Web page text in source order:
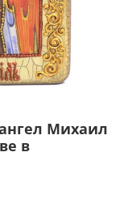
Михаил
в